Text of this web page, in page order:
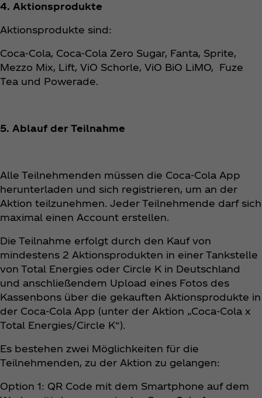
4. Aktionsprodukte
Aktionsprodukte sind:
Coca‑Cola, Coca‑Cola Zero Sugar, Fanta, Sprite,
Mezzo Mix, Lift, ViO Schorle, ViO BiO LiMO, Fuze
Tea und Powerade.
5. Ablauf der Teilnahme
Alle Teilnehmenden müssen die Coca‑Cola App
herunterladen und sich registrieren, um an der
Aktion teilzunehmen. Jeder Teilnehmende darf sich
maximal einen Account erstellen.
Die Teilnahme erfolgt durch den Kauf von
mindestens 2 Aktionsprodukten in einer Tankstelle
von Total Energies oder Circle K in Deutschland
und anschließendem Upload eines Fotos des
Kassenbons über die gekauften Aktionsprodukte in
der Coca‑Cola App (unter der Aktion „Coca‑Cola x
Total Energies/Circle K“).
Es bestehen zwei Möglichkeiten für die
Teilnehmenden, zu der Aktion zu gelangen:
Option 1: QR Code mit dem Smartphone auf dem